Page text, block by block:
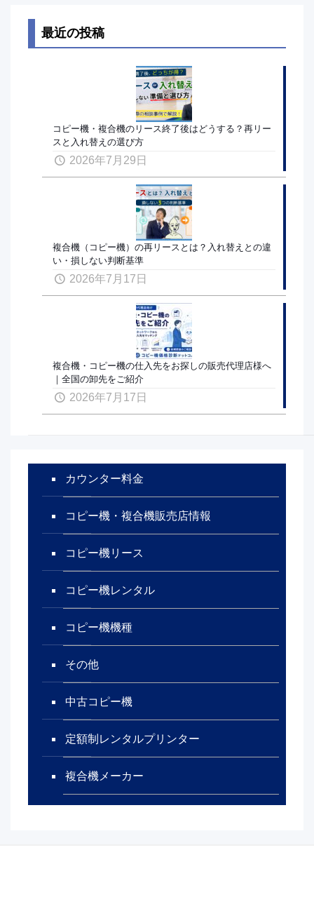
最近の投稿
コピー機・複合機のリース終了後はどうする？再リー
スと入れ替えの選び方
2026年7月29日
複合機（コピー機）の再リースとは？入れ替えとの違
い・損しない判断基準
2026年7月17日
複合機・コピー機の仕入先をお探しの販売代理店様へ
｜全国の卸先をご紹介
2026年7月17日
カウンター料金
コピー機・複合機販売店情報
コピー機リース
コピー機レンタル
コピー機機種
その他
中古コピー機
定額制レンタルプリンター
複合機メーカー